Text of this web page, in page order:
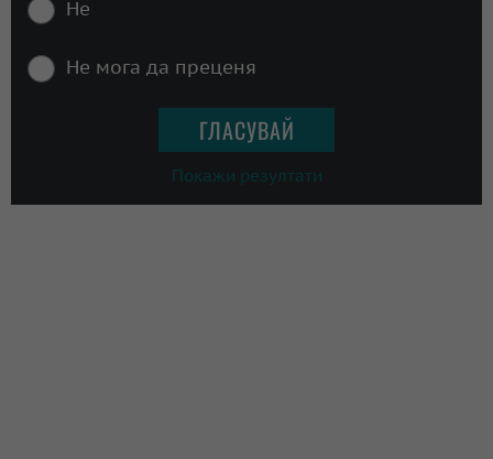
Не
Не мога да преценя
Покажи резултати